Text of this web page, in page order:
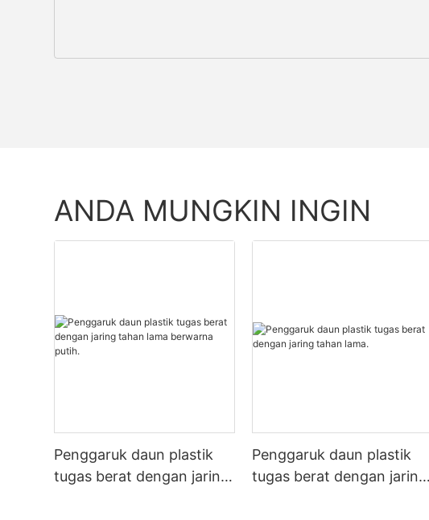
ANDA MUNGKIN INGIN
Penggaruk daun plastik
tugas berat dengan jaring
Penggaruk daun plastik
tugas berat dengan jaring